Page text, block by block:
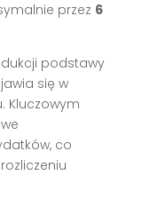
przez 6
podstawy
się w
Kluczowym
co